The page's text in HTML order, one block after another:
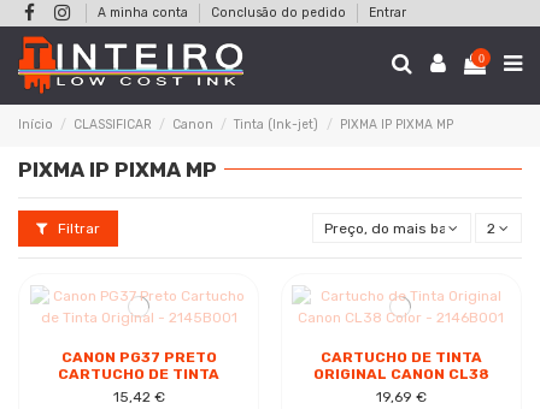
A minha conta Conclusão do pedido Entrar
0
Início CLASSIFICAR Canon Tinta (Ink-jet) PIXMA IP PIXMA MP
PIXMA IP PIXMA MP
Filtrar Preço, do mais baixo ao mais
2
CANON PG37 PRETO
CARTUCHO DE TINTA
ORIGINAL - 2145B001
15,42 €
CARTUCHO DE TINTA
ORIGINAL CANON CL38
COLOR - 2146B001
19,69 €